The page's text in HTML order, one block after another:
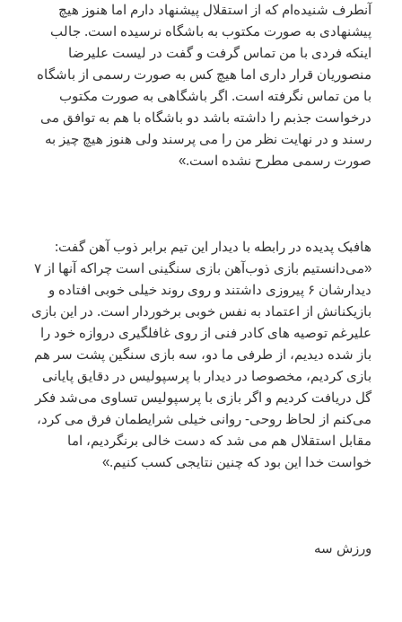
آنطرف شنیده‌ام که از استقلال پیشنهاد دارم اما هنوز هیچ
پیشنهادی به صورت مکتوب به باشگاه نرسیده است. جالب
اینکه فردی با من تماس گرفت و گفت در لیست علیرضا
منصوریان قرار داری اما هیچ کس به صورت رسمی از باشگاه
با من تماس نگرفته است. اگر باشگاهی به صورت مکتوب
درخواست جذبم را داشته باشد دو باشگاه با هم به توافق می
رسند و در نهایت نظر من را می پرسند ولی هنوز هیچ چیز به
صورت رسمی مطرح نشده است.»
هافبک پدیده در رابطه با دیدار این تیم برابر ذوب آهن گفت:
«می‌دانستیم بازی ذوب‌آهن بازی سنگینی است چراکه آنها از ۷
دیدارشان ۶ پیروزی داشتند و روی روند خیلی خوبی افتاده و
بازیکنانش از اعتماد به نفس خوبی برخوردار است. در این بازی
علیرغم توصیه های کادر فنی از روی غافلگیری دروازه خود را
باز شده دیدیم، از طرفی ما دو، سه بازی سنگین پشت سر هم
بازی کردیم، مخصوصا در دیدار با پرسپولیس در دقایق پایانی
گل دریافت کردیم و اگر بازی با پرسپولیس تساوی می‌شد فکر
می‌کنم از لحاظ روحی- روانی خیلی شرایطمان فرق می کرد،
مقابل استقلال هم می شد که دست خالی برنگردیم، اما
خواست خدا این بود که چنین نتایجی کسب کنیم.»
ورزش سه